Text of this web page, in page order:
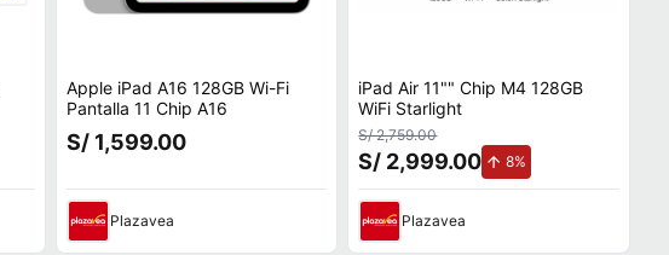
Apple iPad A16 128GB Wi-Fi
Pantalla 11 Chip A16
S/ 1,599.00
Plazavea
iPad Air 11"" Chip M4 128GB
WiFi Starlight
S/ 2,759.00
S/ 2,999.00 8%
Plazavea